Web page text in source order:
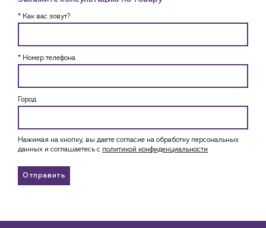
* Как вас зовут?
* Номер телефона
Город
Нажимая на кнопку, вы даете согласие на обработку персональных
данных и соглашаетесь c политикой конфиденциальности
Отправить